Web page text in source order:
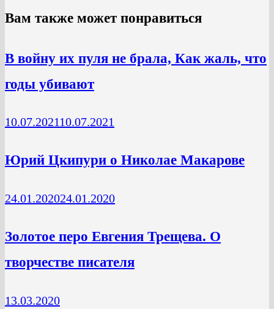
Вам также может понравиться
В войну их пуля не брала, Как жаль, что
годы убивают
10.07.202110.07.2021
Юрий Цкипури о Николае Макарове
24.01.202024.01.2020
Золотое перо Евгения Трещева. О
творчестве писателя
13.03.2020